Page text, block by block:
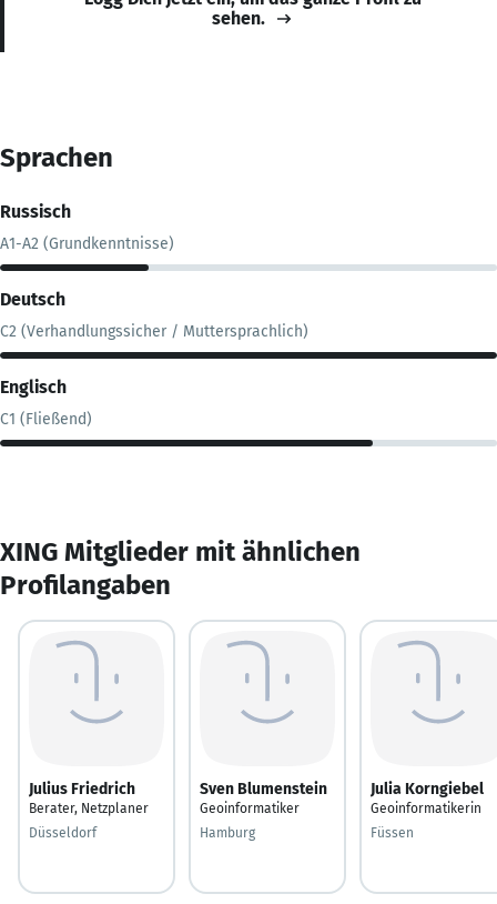
sehen.
Sprachen
Russisch
A1-A2 (Grundkenntnisse)
Deutsch
C2 (Verhandlungssicher / Muttersprachlich)
Englisch
C1 (Fließend)
XING Mitglieder mit ähnlichen
Profilangaben
Julius Friedrich
Berater, Netzplaner
Düsseldorf
Sven Blumenstein
Geoinformatiker
Hamburg
Julia Korngiebel
Geoinformatikerin
Füssen